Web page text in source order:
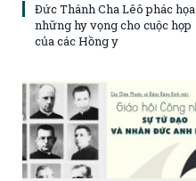
Đức Thánh Cha Lêô phác họa
những hy vọng cho cuộc họp
của các Hồng y